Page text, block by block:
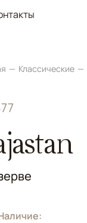
Классические